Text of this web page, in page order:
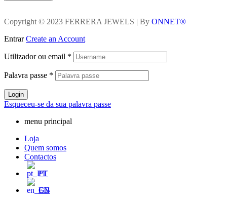
Copyright © 2023 FERRERA JEWELS | By ONNET®
Entrar Create an Account
Utilizador ou email *
Palavra passe *
Login
Esqueceu-se da sua palavra passe
menu principal
Loja
Quem somos
Contactos
PT
EN